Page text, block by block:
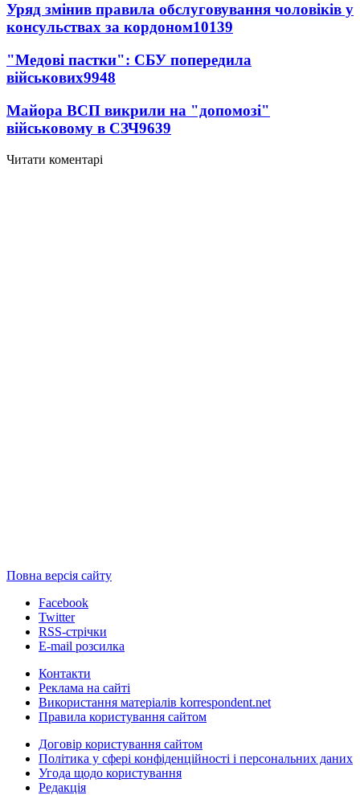
Уряд змінив правила обслуговування чоловіків у
консульствах за кордоном10139
"Медові пастки": СБУ попередила
військових9948
Майора ВСП викрили на "допомозі"
військовому в СЗЧ9639
Читати коментарі
Повна версія сайту
Facebook
Twitter
RSS-стрічки
E-mail розсилка
Контакти
Реклама на сайті
Використання матеріалів korrespondent.net
Правила користування сайтом
Договір користування сайтом
Політика у сфері конфіденційності і персональних даних
Угода щодо користування
Редакція